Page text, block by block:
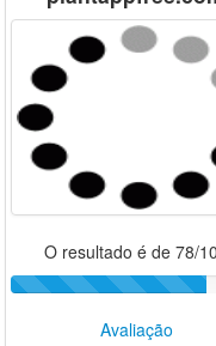
O resultado é de 78/
Avaliação